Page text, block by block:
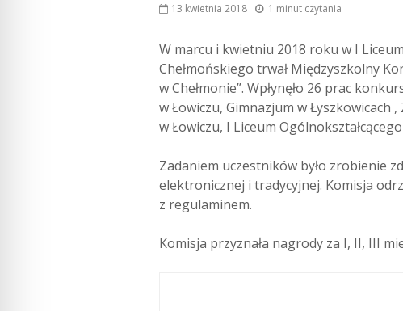
13 kwietnia 2018 1 minut czytania
W marcu i kwietniu 2018 roku w I
Chełmońskiego trwał Międzyszkolny
w Chełmonie”. Wpłynęło 26 prac
w Łowiczu, Gimnazjum w Łyszkowicach
w Łowiczu, I Liceum
Zadaniem uczestników było zrobienie
elektronicznej i tradycyjnej. Komisja
z regulaminem.
Komisja przyznała nagrody za I, II, III